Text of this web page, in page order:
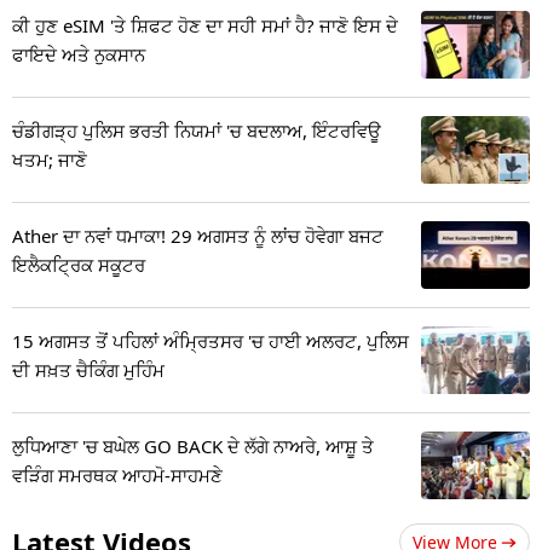
ਕੀ ਹੁਣ eSIM 'ਤੇ ਸ਼ਿਫਟ ਹੋਣ ਦਾ ਸਹੀ ਸਮਾਂ ਹੈ? ਜਾਣੋ ਇਸ ਦੇ
ਫਾਇਦੇ ਅਤੇ ਨੁਕਸਾਨ
ਚੰਡੀਗੜ੍ਹ ਪੁਲਿਸ ਭਰਤੀ ਨਿਯਮਾਂ 'ਚ ਬਦਲਾਅ, ਇੰਟਰਵਿਊ
ਖਤਮ; ਜਾਣੋ
Ather ਦਾ ਨਵਾਂ ਧਮਾਕਾ! 29 ਅਗਸਤ ਨੂੰ ਲਾਂਚ ਹੋਵੇਗਾ ਬਜਟ
ਇਲੈਕਟ੍ਰਿਕ ਸਕੂਟਰ
15 ਅਗਸਤ ਤੋਂ ਪਹਿਲਾਂ ਅੰਮ੍ਰਿਤਸਰ 'ਚ ਹਾਈ ਅਲਰਟ, ਪੁਲਿਸ
ਦੀ ਸਖ਼ਤ ਚੈਕਿੰਗ ਮੁਹਿੰਮ
ਲੁਧਿਆਣਾ 'ਚ ਬਘੇਲ GO BACK ਦੇ ਲੱਗੇ ਨਾਅਰੇ, ਆਸ਼ੂ ਤੇ
ਵੜਿੰਗ ਸਮਰਥਕ ਆਹਮੋ-ਸਾਹਮਣੇ
Latest Videos View More